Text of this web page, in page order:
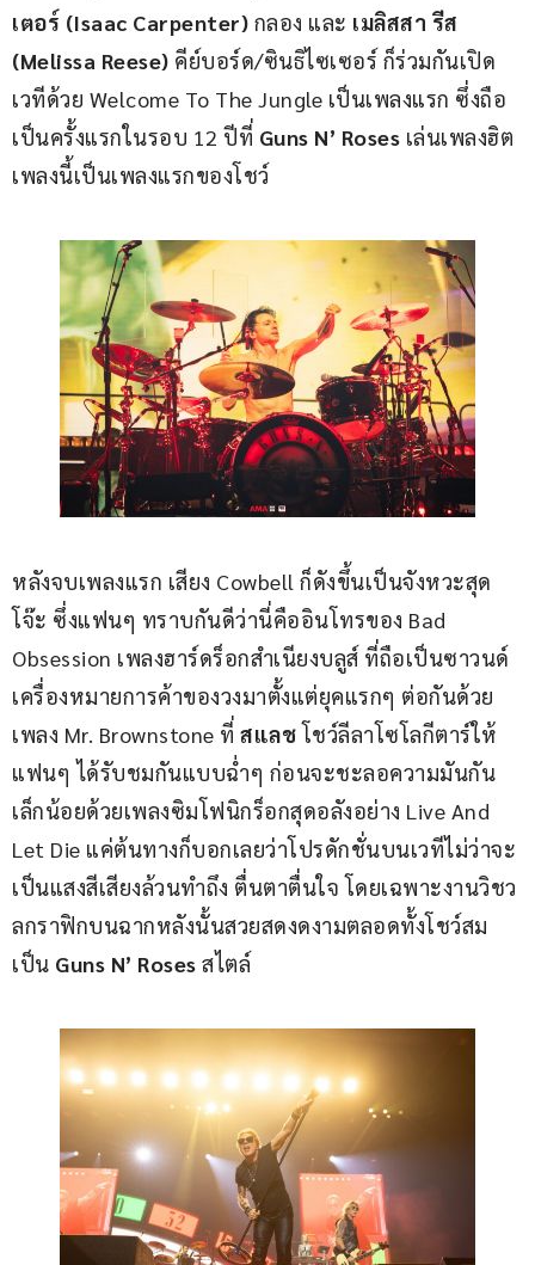
เตอร์ (Isaac Carpenter) กลอง และ เมลิสสา รีส
(Melissa Reese) คีย์บอร์ด/ซินธิไซเซอร์ ก็ร่วมกันเปิด
เวทีด้วย Welcome To The Jungle เป็นเพลงแรก ซึ่งถือ
เป็นครั้งแรกในรอบ 12 ปีที่ Guns N’ Roses เล่นเพลงฮิต
เพลงนี้เป็นเพลงแรกของโชว์
หลังจบเพลงแรก เสียง Cowbell ก็ดังขึ้นเป็นจังหวะสุด
โจ๊ะ ซึ่งแฟนๆ ทราบกันดีว่านี่คืออินโทรของ Bad
Obsession เพลงฮาร์ดร็อกสำเนียงบลูส์ ที่ถือเป็นซาวนด์
เครื่องหมายการค้าของวงมาตั้งแต่ยุคแรกๆ ต่อกันด้วย
เพลง Mr. Brownstone ที่ สแลช โชว์ลีลาโซโลกีตาร์ให้
แฟนๆ ได้รับชมกันแบบฉ่ำๆ ก่อนจะชะลอความมันกัน
เล็กน้อยด้วยเพลงซิมโฟนิกร็อกสุดอลังอย่าง Live And
Let Die แค่ต้นทางก็บอกเลยว่าโปรดักชั่นบนเวทีไม่ว่าจะ
เป็นแสงสีเสียงล้วนทำถึง ตื่นตาตื่นใจ โดยเฉพาะงานวิชว
ลกราฟิกบนฉากหลังนั้นสวยสดงดงามตลอดทั้งโชว์สม
เป็น Guns N’ Roses สไตล์